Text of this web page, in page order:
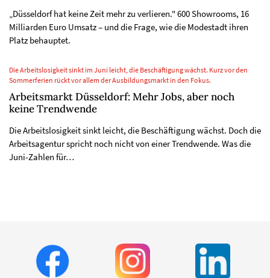
„Düsseldorf hat keine Zeit mehr zu verlieren." 600 Showrooms, 16
Milliarden Euro Umsatz – und die Frage, wie die Modestadt ihren
Platz behauptet.
Die Arbeitslosigkeit sinkt im Juni leicht, die Beschäftigung wächst. Kurz vor den
Sommerferien rückt vor allem der Ausbildungsmarkt in den Fokus.
Arbeitsmarkt Düsseldorf: Mehr Jobs, aber noch
keine Trendwende
Die Arbeitslosigkeit sinkt leicht, die Beschäftigung wächst. Doch die
Arbeitsagentur spricht noch nicht von einer Trendwende. Was die
Juni-Zahlen für…